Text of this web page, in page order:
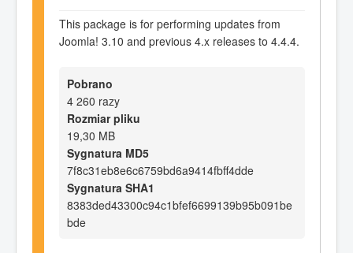
This package is for performing updates from
Joomla! 3.10 and previous 4.x releases to 4.4.4.
Pobrano
4 260 razy
Rozmiar pliku
19,30 MB
Sygnatura MD5
7f8c31eb8e6c6759bd6a9414fbff4dde
Sygnatura SHA1
8383ded43300c94c1bfef6699139b95b091be
bde